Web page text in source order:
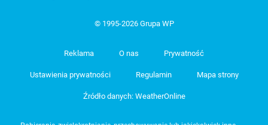
© 1995-2026 Grupa WP
Reklama O nas Prywatność
Ustawienia prywatności Regulamin Mapa strony
Źródło danych: WeatherOnline